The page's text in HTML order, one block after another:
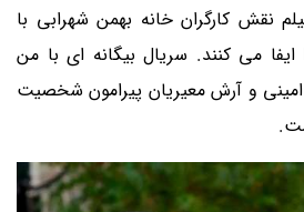
نقش کارگران خانه بهمن شهرابی با
ایفا می کنند. سریال بیگانه ای با من
و آرش معیریان پیرامون شخصیت